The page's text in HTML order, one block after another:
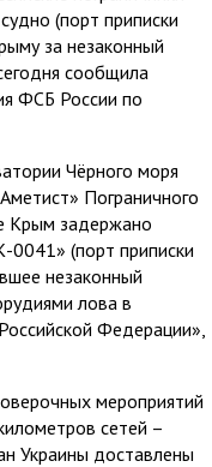
(порт приписки
за незаконный
сообщила
ФСБ России по
Чёрного моря
Пограничного
Крым задержано
0041» (порт приписки
незаконный
лова в
Федерации»,
мероприятий
сетей –
Украины доставлены